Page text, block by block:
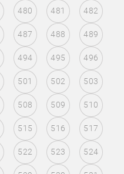
480 481 482
487 488 489
494 495 496
501 502 503
508 509 510
515 516 517
522 523 524